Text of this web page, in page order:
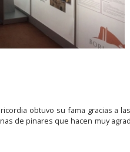
obtuvo su fama gracias a
de pinares que hacen muy